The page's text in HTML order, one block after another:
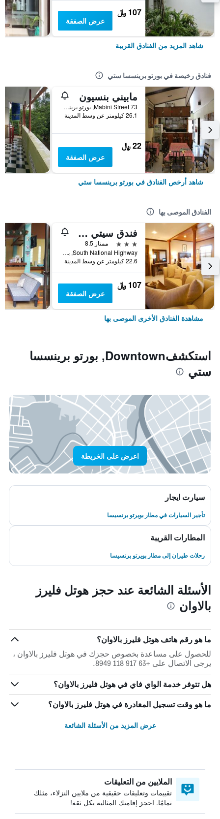
107 ﷼
عرض الصفقة
شاهد المزيد من الفنادق القريبة
فنادق رخيصة في بورتو برينسسا ستي
مابيني بنسيون
73 Mabini Street, بورتو برينسسا ستي, الفلبين
26.1 كيلومتر عن وسط المدينة
22 ﷼
عرض الصفقة
شاهد أرخص الفنادق في بورتو برينسسا ستي
الفنادق الموصى بها
فندق سيتي ستييت أستورياس بالاوان
3 نجوم
ممتاز 8.5
South National Highway, بورتو برينسسا ستي, الفلبين
22.6 كيلومتر عن وسط المدينة
107 ﷼
عرض الصفقة
مشاهدة الفنادق الأخرى الموصى بها
استكشفDowntown, بورتو برينسسا
ستي
اعرض على الخريطة
سيارت ايجار
تأجير السيارات في مطار بويرتو برنسيسا
المطارات القريبة
رحلات طيران إلى مطار بويرتو برنسيسا
الأسئلة الشائعة عند حجز هوتل فليرز
بالاوان
ما هو رقم هاتف هوتل فليرز بالاوان؟
للحصول على مساعدة بخصوص حجزك في هوتل فليرز بالاوان ،
يرجى الاتصال على +63 917 118 8949.
هل تتوفر خدمة الواي فاي في هوتل فليرز بالاوان؟
ما هو وقت تسجيل المغادرة في هوتل فليرز بالاوان؟
عرض المزيد من الأسئلة الشائعة
الملايين من التعليقات
تقييمات وتعليقات حقيقية من ملايين النزلاء، مثلك
تمامًا. احجز إقامتك المثالية بكل ثقة!